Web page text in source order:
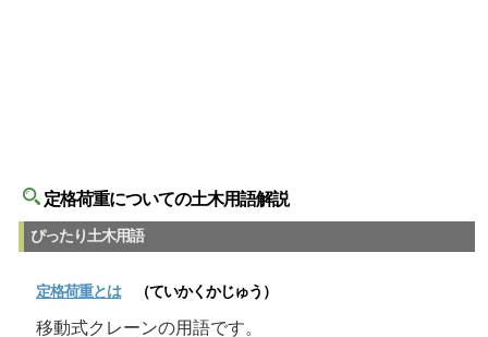
定格荷重についての土木用語解説
ぴったり土木用語
定格荷重とは（ていかくかじゅう）
移動式クレーンの用語です。